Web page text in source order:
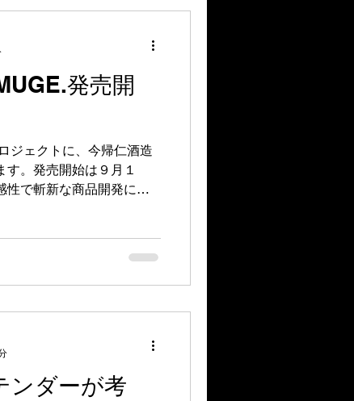
発売開
ジェクトに、今帰仁酒造
す。発売開始は９月１
性で斬新な商品開発に積
ンダーが考